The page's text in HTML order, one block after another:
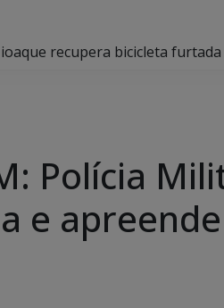
recupera bicicleta
Polícia
e